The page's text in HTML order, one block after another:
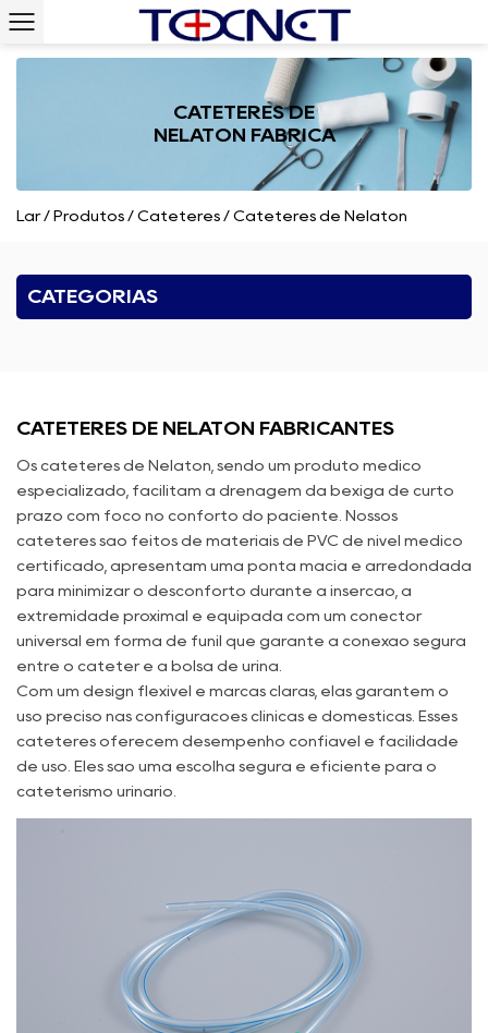
CATETERES DE
NELATON FÁBRICA
Lar/ Produtos / Cateteres / Cateteres de Nelaton
CATEGORIAS
CATETERES DE NELATON FABRICANTES
Os cateteres de Nelaton, sendo um produto médico
especializado, facilitam a drenagem da bexiga de curto
prazo com foco no conforto do paciente. Nossos
cateteres são feitos de materiais de PVC de nível médico
certificado, apresentam uma ponta macia e arredondada
para minimizar o desconforto durante a inserção, a
extremidade proximal é equipada com um conector
universal em forma de funil que garante a conexão segura
entre o cateter e a bolsa de urina.
Com um design flexível e marcas claras, elas garantem o
uso preciso nas configurações clínicas e domésticas. Esses
cateteres oferecem desempenho confiável e facilidade
de uso. Eles são uma escolha segura e eficiente para o
cateterismo urinário.